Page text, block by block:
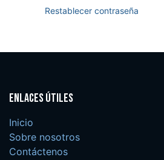
Restablecer contraseña
Enlaces útiles
Inicio
Sobre nosotros
Contáctenos